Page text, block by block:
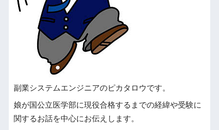
副業システムエンジニアのピカタロウです。
娘が国公立医学部に現役合格するまでの経緯や受験に
関するお話を中心にお伝えします。